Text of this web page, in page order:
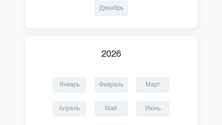
Декабрь
2026
Январь Февраль Март
Апрель Май Июнь